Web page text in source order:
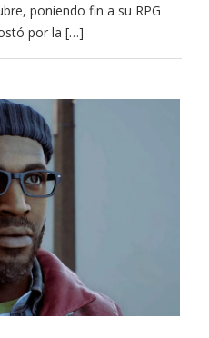
poniendo fin a su RPG
por la […]